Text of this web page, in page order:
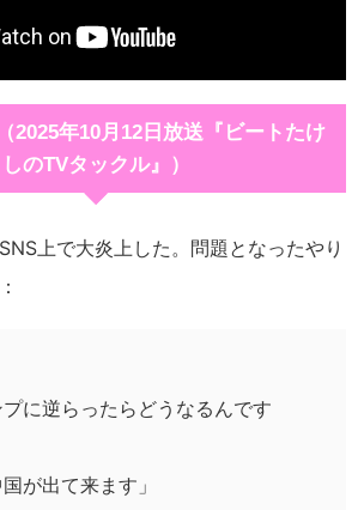
2025年10月12日放送『ビートたけ
しのTVタックル』）
上で大炎上した。問題となったやり
プに逆らったらどうなるんです
国が出て来ます」